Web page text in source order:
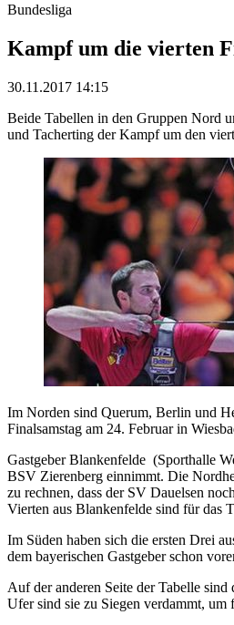
Bundesliga
Kampf um die vierten
30.11.2017 14:15
Beide Tabellen in den Gruppen Nord
und Tacherting der Kampf um den
Im Norden sind Querum, Berlin und
Finalsamstag am 24. Februar in
Gastgeber Blankenfelde (Sporthalle
BSV Zierenberg einnimmt. Die
zu rechnen, dass der SV Dauelsen
Vierten aus Blankenfelde sind für das
Im Süden haben sich die ersten Drei
dem bayerischen Gastgeber schon
Auf der anderen Seite der Tabelle
Ufer sind sie zu Siegen verdammt,